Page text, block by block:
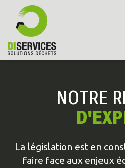
NOTRE
La législation est en
faire face aux enjeux